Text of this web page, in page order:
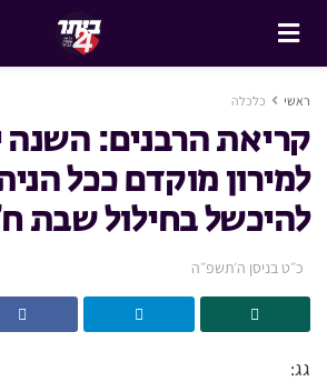
ראשי כלכלה
קריאת הרבנים: השנה
למירון מוקדם ככל
להיכשל בחילול שבת
כ״ט בניסן ה׳תשפ״ה
גג: